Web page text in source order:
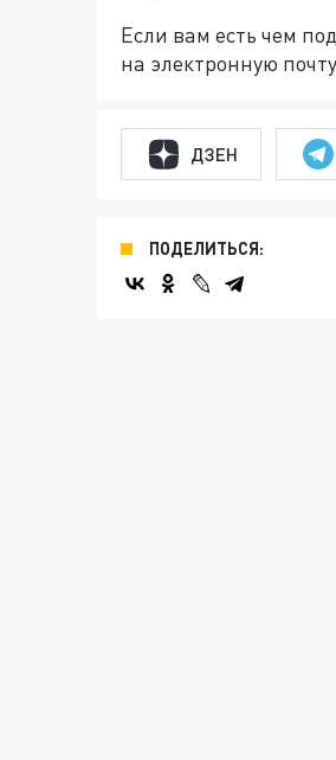
Если вам есть чем
на электронную почту
ДЗЕН
ПОДЕЛИТЬСЯ: